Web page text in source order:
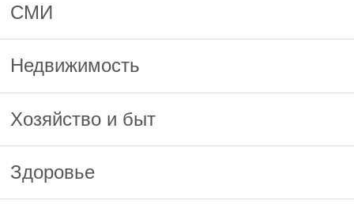
СМИ
Недвижимость
Хозяйство и быт
Здоровье